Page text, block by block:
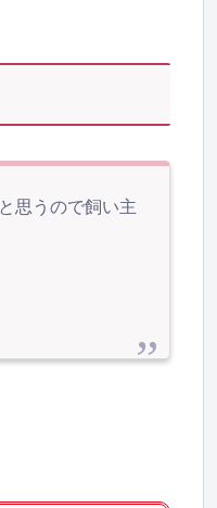
思うので飼い主